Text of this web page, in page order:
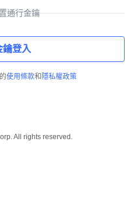
通行金鑰
鑰登入
使用條款和 隱私權政策
All rights reserved.